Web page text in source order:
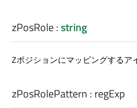
zPosRole:string
Zポジションにマッピングするア
zPosRolePattern : regExp